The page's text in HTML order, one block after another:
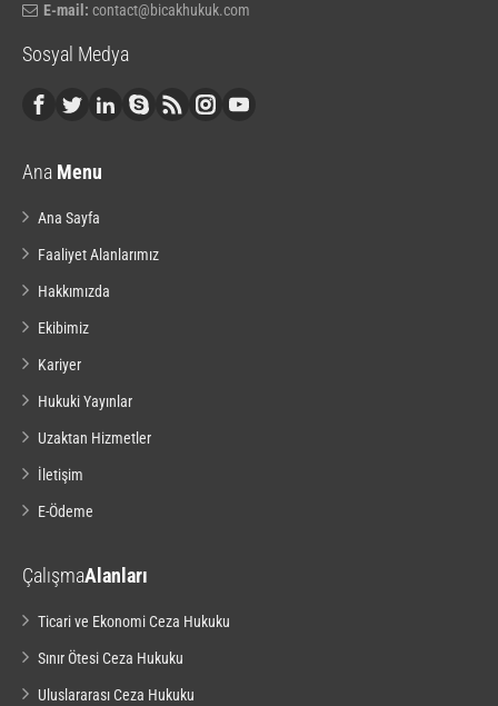
E-mail: contact@bicakhukuk.com
Sosyal Medya
Ana Menu
Ana Sayfa
Faaliyet Alanlarımız
Hakkımızda
Ekibimiz
Kariyer
Hukuki Yayınlar
Uzaktan Hizmetler
İletişim
E-Ödeme
ÇalışmaAlanları
Ticari ve Ekonomi Ceza Hukuku
Sınır Ötesi Ceza Hukuku
Uluslararası Ceza Hukuku